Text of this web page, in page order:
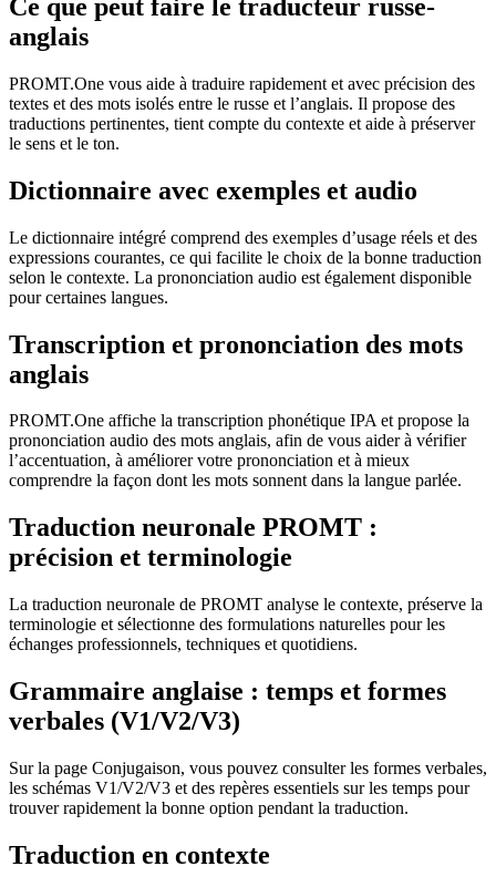
Ce que peut faire le traducteur russe-
anglais
PROMT.One vous aide à traduire rapidement et avec précision des
textes et des mots isolés entre le russe et l’anglais. Il propose des
traductions pertinentes, tient compte du contexte et aide à préserver
le sens et le ton.
Dictionnaire avec exemples et audio
Le dictionnaire intégré comprend des exemples d’usage réels et des
expressions courantes, ce qui facilite le choix de la bonne traduction
selon le contexte. La prononciation audio est également disponible
pour certaines langues.
Transcription et prononciation des mots
anglais
PROMT.One affiche la transcription phonétique IPA et propose la
prononciation audio des mots anglais, afin de vous aider à vérifier
l’accentuation, à améliorer votre prononciation et à mieux
comprendre la façon dont les mots sonnent dans la langue parlée.
Traduction neuronale PROMT :
précision et terminologie
La traduction neuronale de PROMT analyse le contexte, préserve la
terminologie et sélectionne des formulations naturelles pour les
échanges professionnels, techniques et quotidiens.
Grammaire anglaise : temps et formes
verbales (V1/V2/V3)
Sur la page Conjugaison, vous pouvez consulter les formes verbales,
les schémas V1/V2/V3 et des repères essentiels sur les temps pour
trouver rapidement la bonne option pendant la traduction.
Traduction en contexte